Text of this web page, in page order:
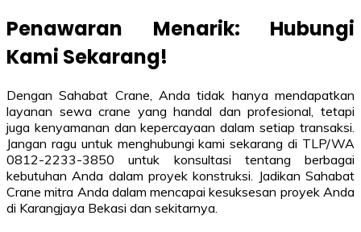
Penawaran Menarik: Hubungi
Kami Sekarang!
Dengan Sahabat Crane, Anda tidak hanya mendapatkan
layanan sewa crane yang handal dan profesional, tetapi
juga kenyamanan dan kepercayaan dalam setiap transaksi.
Jangan ragu untuk menghubungi kami sekarang di TLP/WA
0812-2233-3850 untuk konsultasi tentang berbagai
kebutuhan Anda dalam proyek konstruksi. Jadikan Sahabat
Crane mitra Anda dalam mencapai kesuksesan proyek Anda
di Karangjaya Bekasi dan sekitarnya.